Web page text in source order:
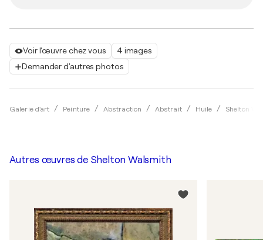
Voir l'œuvre chez vous
4 images
Demander d'autres photos
Galerie d'art Peinture Abstraction Abstrait Huile Shelton
Autres œuvres de Shelton Walsmith